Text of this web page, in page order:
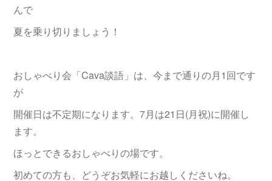
んで
夏を乗り切りましょう！
おしゃべり会「Cava談語」は、今まで通りの月1回です
が
開催日は不定期になります。7月は21日(月祝)に開催し
ます。
ほっとできるおしゃべりの場です。
初めての方も、どうぞお気軽にお越しくださいね。